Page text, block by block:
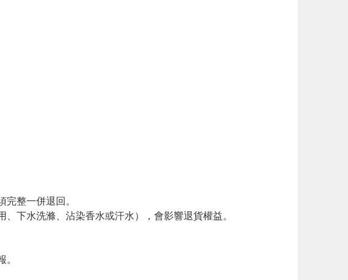
整一併退回。
下水洗滌、沾染香水或汗水），會影響退貨權益。